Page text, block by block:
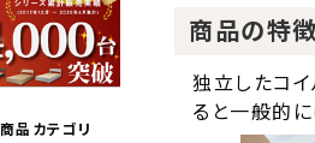
商品カテゴリ
商品の特徴
独立したコ
ると一般的